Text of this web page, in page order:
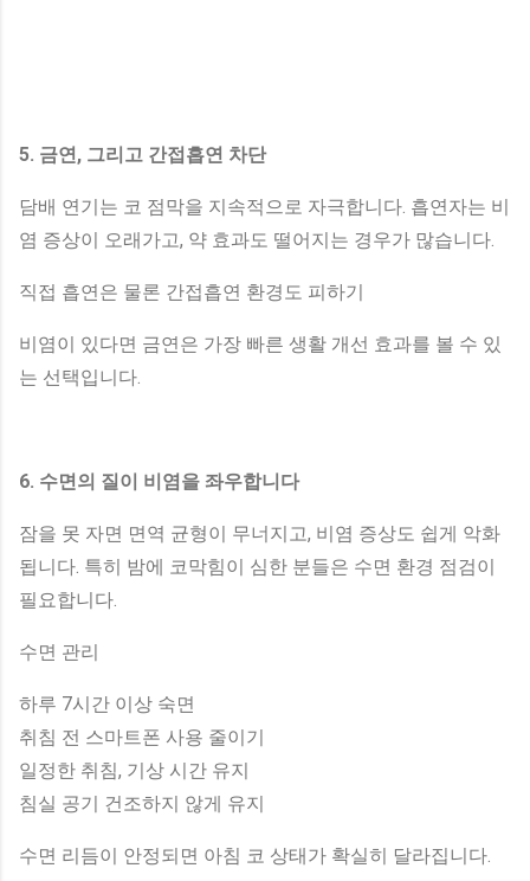
5. 금연, 그리고 간접흡연 차단
담배 연기는 코 점막을 지속적으로 자극합니다. 흡연자는 비
염 증상이 오래가고, 약 효과도 떨어지는 경우가 많습니다.
직접 흡연은 물론 간접흡연 환경도 피하기
비염이 있다면 금연은 가장 빠른 생활 개선 효과를 볼 수 있
는 선택입니다.
6. 수면의 질이 비염을 좌우합니다
잠을 못 자면 면역 균형이 무너지고, 비염 증상도 쉽게 악화
됩니다. 특히 밤에 코막힘이 심한 분들은 수면 환경 점검이
필요합니다.
수면 관리
하루 7시간 이상 숙면
취침 전 스마트폰 사용 줄이기
일정한 취침, 기상 시간 유지
침실 공기 건조하지 않게 유지
수면 리듬이 안정되면 아침 코 상태가 확실히 달라집니다.